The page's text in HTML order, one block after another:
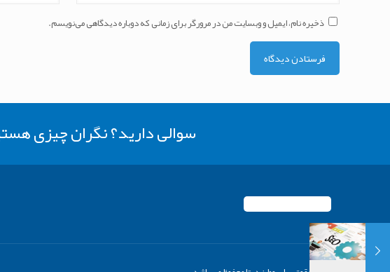
ذخیره نام، ایمیل و وبسایت من در مرورگر برای زمانی که دوباره دیدگاهی می‌نویسم.
سوالی دارید؟ نگران چیزی